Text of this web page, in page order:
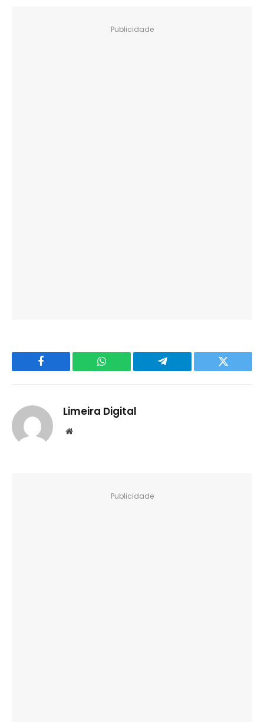
Publicidade
Facebook WhatsApp Telegram Twitter
Limeira Digital
Website
Publicidade